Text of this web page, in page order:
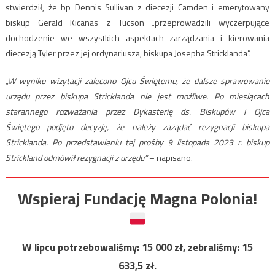
stwierdził, że bp Dennis Sullivan z diecezji Camden i emerytowany
biskup Gerald Kicanas z Tucson „przeprowadzili wyczerpujące
dochodzenie we wszystkich aspektach zarządzania i kierowania
diecezją Tyler przez jej ordynariusza, biskupa Josepha Stricklanda”.
„W wyniku wizytacji zalecono Ojcu Świętemu, że dalsze sprawowanie
urzędu przez biskupa Stricklanda nie jest możliwe. Po miesiącach
starannego rozważania przez Dykasterię ds. Biskupów i Ojca
Świętego podjęto decyzję, że należy zażądać rezygnacji biskupa
Stricklanda. Po przedstawieniu tej prośby 9 listopada 2023 r. biskup
Strickland odmówił rezygnacji z urzędu”– napisano.
Wspieraj Fundację Magna Polonia!
W lipcu potrzebowaliśmy:15 000zł, zebraliśmy:15
633,5zł.